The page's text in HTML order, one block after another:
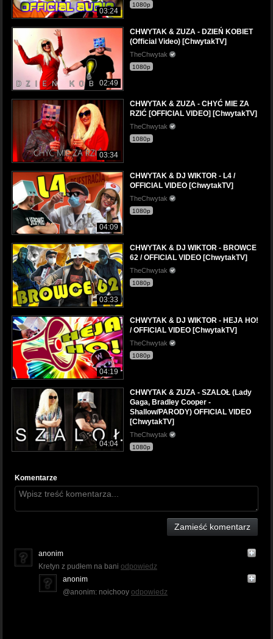
03:24
1080p
02:49
CHWYTAK & ZUZA - DZIEŃ KOBIET
(Official Video) [ChwytakTV]
TheChwytak
1080p
03:34
CHWYTAK & ZUZA - CHYĆ MIE ZA
RZIĆ [OFFICIAL VIDEO] [ChwytakTV]
TheChwytak
1080p
04:09
CHWYTAK & DJ WIKTOR - L4 /
OFFICIAL VIDEO [ChwytakTV]
TheChwytak
1080p
03:33
CHWYTAK & DJ WIKTOR - BROWCE
62 / OFFICIAL VIDEO [ChwytakTV]
TheChwytak
1080p
04:19
CHWYTAK & DJ WIKTOR - HEJA HO!
/ OFFICIAL VIDEO [ChwytakTV]
TheChwytak
1080p
04:04
CHWYTAK & ZUZA - SZALOŁ (Lady
Gaga, Bradley Cooper -
Shallow/PARODY) OFFICIAL VIDEO
[ChwytakTV]
TheChwytak
1080p
Komentarze
Zamieść komentarz
anonim
Kretyn z pudłem na bani odpowiedz
anonim
@anonim: noichooy odpowiedz